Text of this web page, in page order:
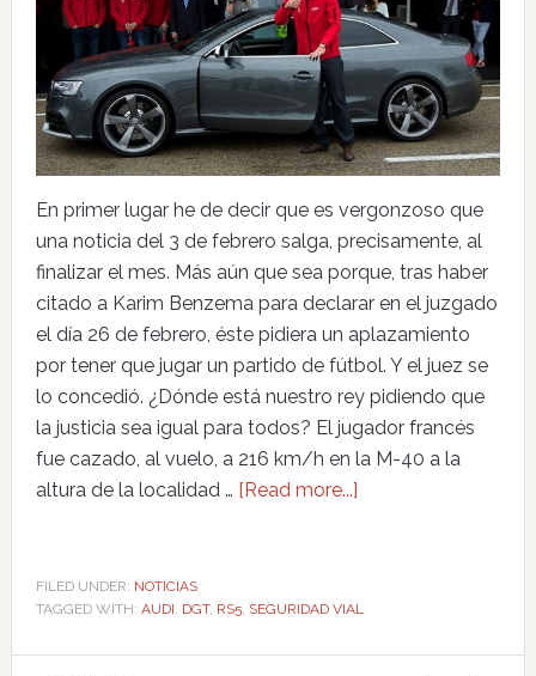
En primer lugar he de decir que es vergonzoso que
una noticia del 3 de febrero salga, precisamente, al
finalizar el mes. Más aún que sea porque, tras haber
citado a Karim Benzema para declarar en el juzgado
el día 26 de febrero, éste pidiera un aplazamiento
por tener que jugar un partido de fútbol. Y el juez se
lo concedió. ¿Dónde está nuestro rey pidiendo que
la justicia sea igual para todos? El jugador francés
fue cazado, al vuelo, a 216 km/h en la M-40 a la
altura de la localidad … [Read more...]
FILED UNDER: NOTICIAS
TAGGED WITH: AUDI, DGT, RS5, SEGURIDAD VIAL